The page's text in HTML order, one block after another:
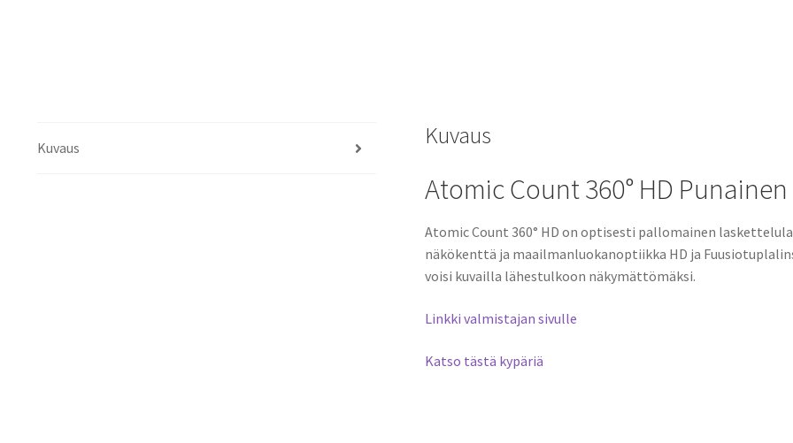
Kuvaus Kuvaus
Atomic Count 360° HD
Atomic Count 360° HD on optisesti pallomainen
näkökenttä ja maailmanluokanoptiikka HD ja
voisi kuvailla lähestulkoon näkymättömäksi.
Linkki valmistajan sivulle
Katso tästä kypäriä